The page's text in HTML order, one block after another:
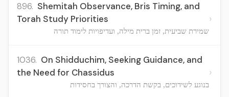
896. Shemitah Observance, Bris Timing, and
Torah Study Priorities
שמירת שביעית, זמן ברית מילה, ועדיפויות לימוד תורה
›
1036. On Shidduchim, Seeking Guidance, and
the Need for Chassidus
בנוגע לשידוכים, בקשת הדרכה, והצורך בחסידות
›